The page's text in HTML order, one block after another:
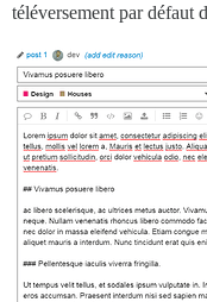
téléversement par défaut